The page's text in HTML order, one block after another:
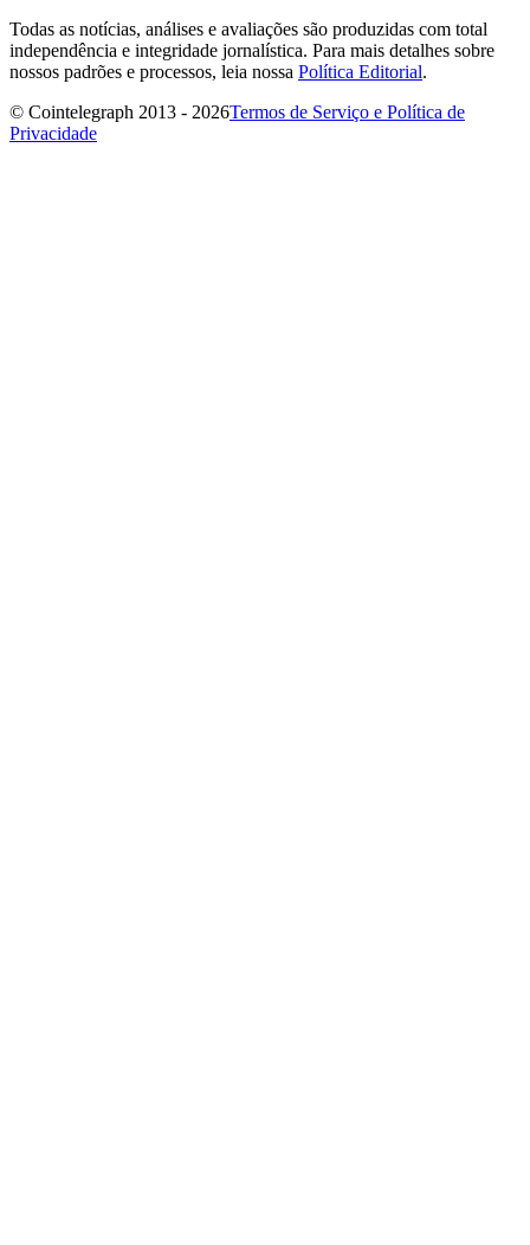
Todas as notícias, análises e avaliações são produzidas com total
independência e integridade jornalística. Para mais detalhes sobre
nossos padrões e processos, leia nossa Política Editorial.
© Cointelegraph 2013 - 2026Termos de Serviço e Política de
Privacidade